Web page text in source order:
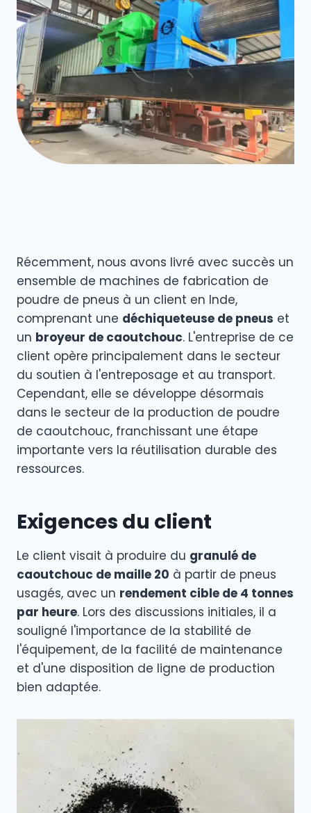
Récemment, nous avons livré avec succès un
ensemble de machines de fabrication de
poudre de pneus à un client en Inde,
comprenant une déchiqueteuse de pneus et
un broyeur de caoutchouc. L'entreprise de ce
client opère principalement dans le secteur
du soutien à l'entreposage et au transport.
Cependant, elle se développe désormais
dans le secteur de la production de poudre
de caoutchouc, franchissant une étape
importante vers la réutilisation durable des
ressources.
Exigences du client
Le client visait à produire du granulé de
caoutchouc de maille 20 à partir de pneus
usagés, avec un rendement cible de 4 tonnes
par heure. Lors des discussions initiales, il a
souligné l'importance de la stabilité de
l'équipement, de la facilité de maintenance
et d'une disposition de ligne de production
bien adaptée.